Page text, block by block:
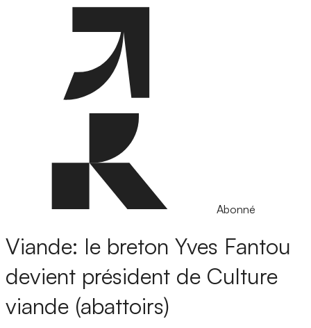
Abonné
Viande: le breton Yves Fantou
devient président de Culture
viande (abattoirs)